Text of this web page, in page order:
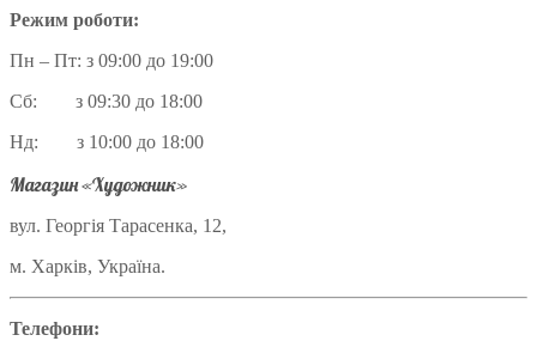
Режим роботи:
Пн – Пт: з 09:00 до 19:00
Сб: з 09:30 до 18:00
Нд: з 10:00 до 18:00
Магазин «Художник»
вул. Георгія Тарасенка, 12,
м. Харків, Україна.
Телефони: